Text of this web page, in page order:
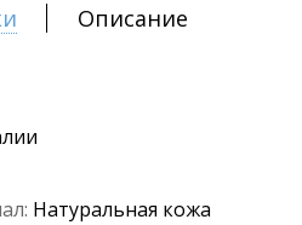
Описание
Натуральная кожа